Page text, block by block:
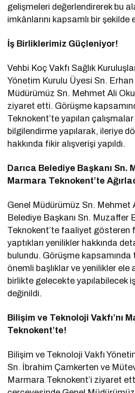
gelişmeleri değerlendirerek bu
imkânlarını kapsamlı bir şekilde
İş Birliklerimiz Güçleniyor!
Vehbi Koç Vakfı Sağlık
Yönetim Kurulu Üyesi Sn.
Müdürümüz Sn. Mehmet Ali
ziyaret etti. Görüşme
Teknokent’te yapılan çalışmalar
bilgilendirme yapılarak, ileriye
hakkında fikir alışverişi yapıldı.
Darıca Belediye Başkanı Sn.
Marmara Teknokent’te
Genel Müdürümüz Sn. Mehmet
Belediye Başkanı Sn. Muzaffer
Teknokent’te faaliyet gösteren
yaptıkları yenilikler hakkında
bulundu. Görüşme
önemli başlıklar ve yenilikler ele
birlikte gelecekte yapılabilecek
değinildi.
Bilişim ve Teknoloji Vakfı’nı
Teknokent’te!
Bilişim ve Teknoloji Vakfı
Sn. İbrahim Çamkerten ve
Marmara Teknokent’i ziyaret